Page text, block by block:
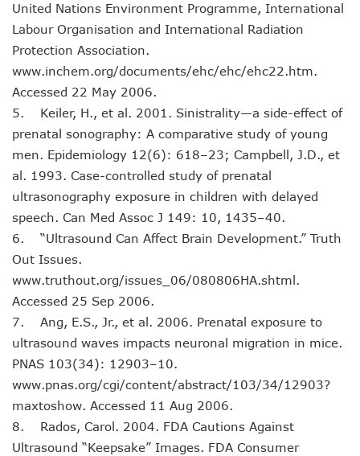
United Nations Environment Programme, International
Labour Organisation and International Radiation
Protection Association.
www.inchem.org/documents/ehc/ehc/ehc22.htm.
Accessed 22 May 2006.
5. Keiler, H., et al. 2001. Sinistrality—a side-effect of
prenatal sonography: A comparative study of young
men. Epidemiology 12(6): 618–23; Campbell, J.D., et
al. 1993. Case-controlled study of prenatal
ultrasonography exposure in children with delayed
speech. Can Med Assoc J 149: 10, 1435–40.
6. “Ultrasound Can Affect Brain Development.” Truth
Out Issues.
www.truthout.org/issues_06/080806HA.shtml.
Accessed 25 Sep 2006.
7. Ang, E.S., Jr., et al. 2006. Prenatal exposure to
ultrasound waves impacts neuronal migration in mice.
PNAS 103(34): 12903–10.
www.pnas.org/cgi/content/abstract/103/34/12903?
maxtoshow. Accessed 11 Aug 2006.
8. Rados, Carol. 2004. FDA Cautions Against
Ultrasound “Keepsake” Images. FDA Consumer